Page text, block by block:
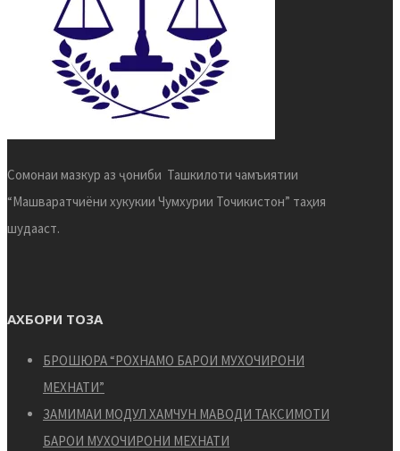
Сомонаи мазкур аз ҷониби Ташкилоти чамъиятии
“Машваратчиёни хукукии Чумхурии Точикистон” таҳия
шудааст.
АХБОРИ ТОЗА
БРОШЮРА “РОХНАМО БАРОИ МУХОЧИРОНИ
МЕХНАТИ”
ЗАМИМАИ МОДУЛ ХАМЧУН МАВОДИ ТАКСИМОТИ
БАРОИ МУХОЧИРОНИ МЕХНАТИ